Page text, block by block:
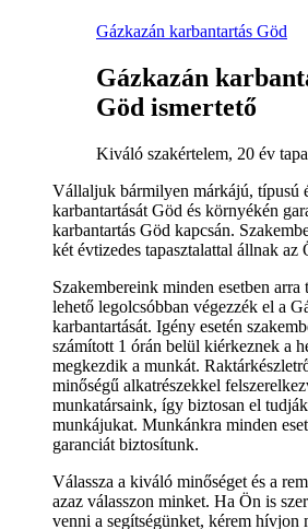
Gázkazán karbantartás Göd
Gázkazán
Göd ismertető
Kiváló szakértelem, 20 év
Vállaljuk bármilyen márkájú, típusú
karbantartását Göd és környékén
karbantartás Göd kapcsán.
két évtizedes tapasztalattal állnak az
Szakembereink minden esetben
lehető legolcsóbban végezzék el a
karbantartását. Igény esetén
számított 1 órán belül kiérkeznek a
megkezdik a munkát.
minőségű alkatrészekkel
munkatársaink, így biztosan el
munkájukat. Munkánkra minden
garanciát biztosítunk.
Válassza a kiváló minőséget és a
azaz válasszon minket. Ha Ön is
venni a segítségünket, kérem hívjon